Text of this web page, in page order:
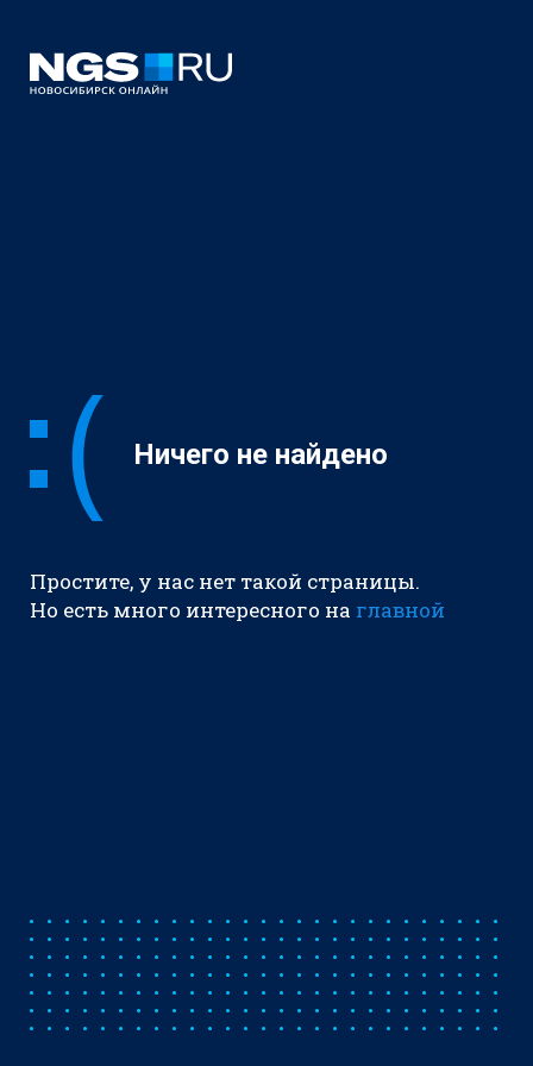
Ничего не найдено
Простите, у нас нет такой страницы.
Но есть много интересного на главной